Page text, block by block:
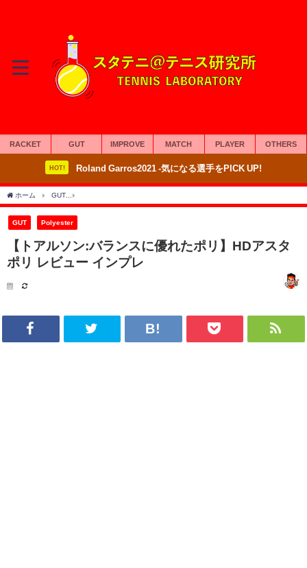
RACKET GUT IMPROVE MATCH PLAYER OTHERS
HOT! Roland Garros2021 -気になる選手をPICK UP!
ホーム GUT
GUT Polyester
【トアルソン:バランスに優れたポリ】HDアスタ
ポリ レビュー インプレ